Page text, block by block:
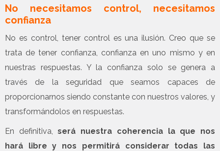
No necesitamos control, necesitamos
confianza
No es control, tener control es una ilusión. Creo que se
trata de tener confianza, confianza en uno mismo y en
nuestras respuestas. Y la confianza solo se genera a
través de la seguridad que seamos capaces de
proporcionarnos siendo constante con nuestros valores, y
transformándolos en respuestas.
En definitiva,será nuestra coherencia la que nos
hará libre y nos permitirá considerar todas las